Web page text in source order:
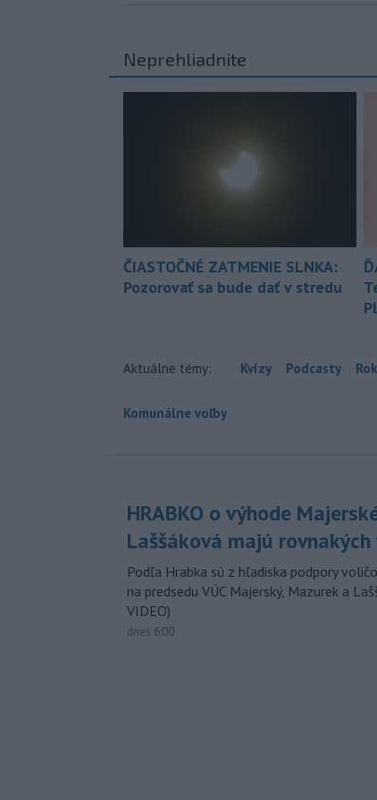
Neprehliadnite
ČIASTOČNÉ ZATMENIE SLNKA:
Pozorovať sa bude dať v stredu
Aktuálne témy: Kvízy Podcasty
Komunálne voľby
HRABKO o výhode
Laššáková majú
Podľa Hrabka sú z hľadiska podpory
na predsedu VÚC Majerský, Mazurek a
VIDEO)
dnes 6:00